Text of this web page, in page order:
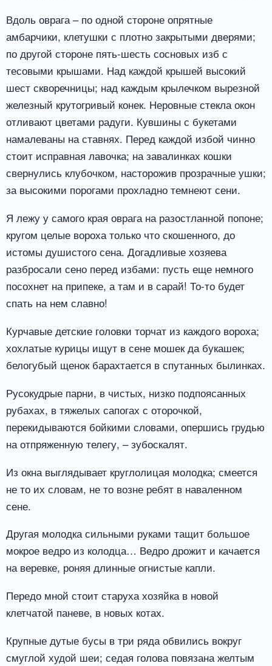
Вдоль оврага – по одной стороне опрятные
амбарчики, клетушки с плотно закрытыми дверями;
по другой стороне пять-шесть сосновых изб с
тесовыми крышами. Над каждой крышей высокий
шест скворечницы; над каждым крылечком вырезной
железный крутогривый конек. Неровные стекла окон
отливают цветами радуги. Кувшины с букетами
намалеваны на ставнях. Перед каждой избой чинно
стоит исправная лавочка; на завалинках кошки
свернулись клубочком, насторожив прозрачные ушки;
за высокими порогами прохладно темнеют сени.
Я лежу у самого края оврага на разостланной попоне;
кругом целые вороха только что скошенного, до
истомы душистого сена. Догадливые хозяева
разбросали сено перед избами: пусть еще немного
посохнет на припеке, а там и в сарай! То-то будет
спать на нем славно!
Курчавые детские головки торчат из каждого вороха;
хохлатые курицы ищут в сене мошек да букашек;
белогубый щенок барахтается в спутанных былинках.
Русокудрые парни, в чистых, низко подпоясанных
рубахах, в тяжелых сапогах с оторочкой,
перекидываются бойкими словами, опершись грудью
на отпряженную телегу, – зубоскалят.
Из окна выглядывает круглолицая молодка; смеется
не то их словам, не то возне ребят в наваленном
сене.
Другая молодка сильными руками тащит большое
мокрое ведро из колодца… Ведро дрожит и качается
на веревке, роняя длинные огнистые капли.
Передо мной стоит старуха хозяйка в новой
клетчатой паневе, в новых котах.
Крупные дутые бусы в три ряда обвились вокруг
смуглой худой шеи; седая голова повязана желтым